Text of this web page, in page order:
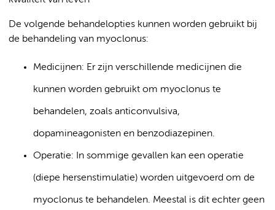
De volgende behandelopties kunnen worden gebruikt bij
de behandeling van myoclonus:
Medicijnen: Er zijn verschillende medicijnen die
kunnen worden gebruikt om myoclonus te
behandelen, zoals anticonvulsiva,
dopamineagonisten en benzodiazepinen.
Operatie: In sommige gevallen kan een operatie
(diepe hersenstimulatie) worden uitgevoerd om de
myoclonus te behandelen. Meestal is dit echter geen